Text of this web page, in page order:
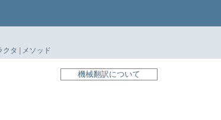
クタ | メソッド
機械翻訳について